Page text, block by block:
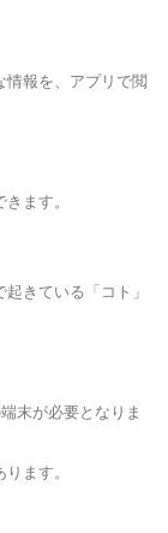
情報を、アプリで閲
ます。
きている「コト」
末が必要となりま
ます。